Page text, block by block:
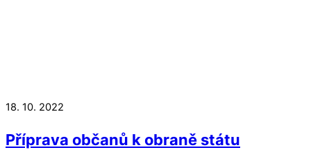
18. 10. 2022
Příprava občanů k obraně státu